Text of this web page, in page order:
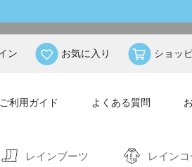
ン お気に入り ショッ
ご利用ガイド よくある質問
レインブーツ レインコ